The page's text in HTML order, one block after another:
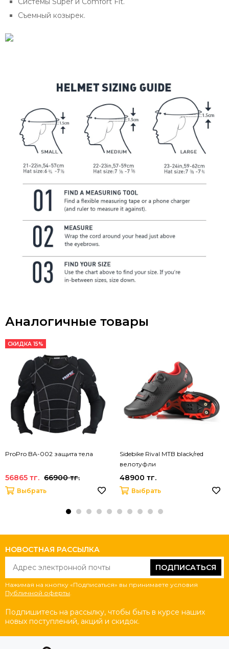
Съемный козырек.
Аналогичные товары
СКИДКА 15%
ProPro BA-002 защита тела
56865 тг. 66900 тг.
Выбрать
Sidebike Rival MTB black/red
велотуфли
48900 тг.
Выбрать
НОВОСТНАЯ РАССЫЛКА
ПОДПИСАТЬСЯ
Нажимая на кнопку «Подписаться» вы принимаете условия
Публичной оферты
Подпишитесь на рассылку, чтобы быть в курсе наших
новых поступлений, акций и скидок.